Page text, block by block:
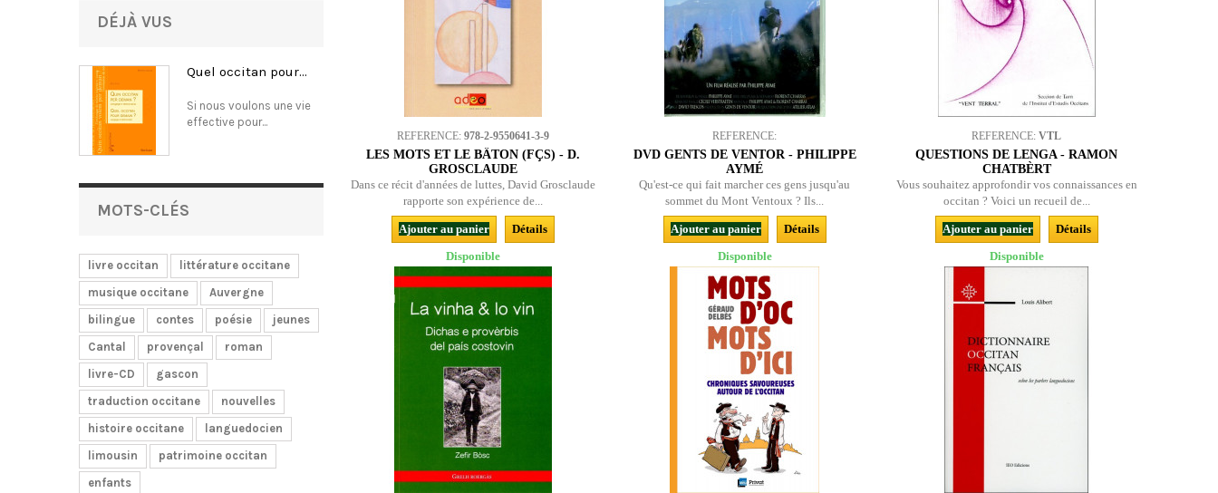
DÉJÀ VUS
Quel occitan pour...
Si nous voulons une vie
effective pour...
MOTS-CLÉS
livre occitan
littérature occitane
musique occitane
Auvergne
bilingue
contes poésie
jeunes
Cantal
provençal
roman
livre-CD
gascon
traduction occitane
nouvelles
histoire occitane
languedocien
limousin
patrimoine occitan
enfants
REFERENCE: 978-2-9550641-3-9
LES MOTS ET LE BÂTON (FÇS) - D.
GROSCLAUDE
Dans ce récit d'années de luttes, David Grosclaude
rapporte son expérience de...
Ajouter au panier
Détails
Disponible
REFERENCE:
DVD GENTS DE VENTOR - PHILIPPE
AYMÉ
Qu'est-ce qui fait marcher ces gens jusqu'au
sommet du Mont Ventoux ? Ils...
Ajouter au panier
Détails
Disponible
REFERENCE:VTL
QUESTIONS DE LENGA - RAMON
CHATBÈRT
Vous souhaitez approfondir vos connaissances en
occitan ? Voici un recueil de...
Ajouter au panier
Détails
Disponible